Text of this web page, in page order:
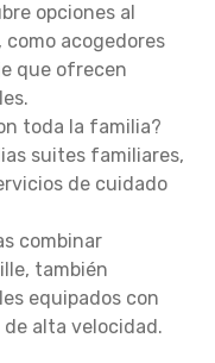
opciones al
como acogedores
que ofrecen
toda la familia?
suites familiares,
de cuidado
combinar
también
equipados con
alta velocidad.